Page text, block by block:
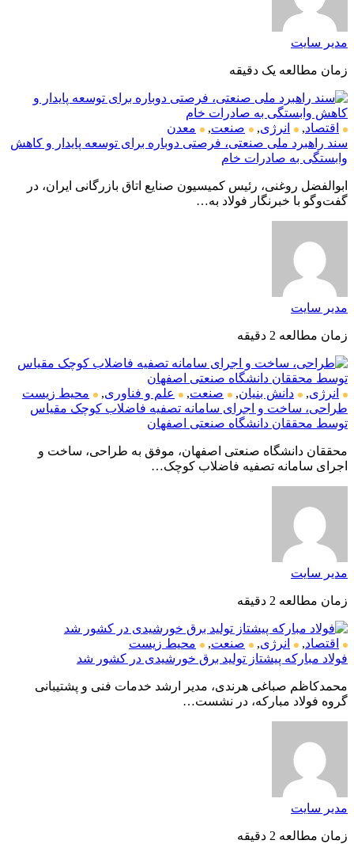
مدیر سایت
زمان مطالعه یک دقیقه
اقتصاد, انرژی, صنعت,
معدن
سند راهبرد ملی صنعتی، فرصتی دوباره برای توسعه پایدار و کاهش
وابستگی به صادرات خام
ابوالفضل روغنی، رئیس کمیسیون صنایع اتاق بازرگانی ایران، در
گفت‌وگو با خبرنگار فولاد به…
مدیر سایت
زمان مطالعه 2 دقیقه
انرژی, دانش بنیان, صنعت, علم و فناوری,
محیط زیست
طراحی، ساخت و اجرای سامانه تصفیه فاضلاب کوچک مقیاس
توسط محققان دانشگاه صنعتی اصفهان
محققان دانشگاه صنعتی اصفهان، موفق به طراحی، ساخت و
اجرای سامانه تصفیه فاضلاب کوچک…
مدیر سایت
زمان مطالعه 2 دقیقه
اقتصاد, انرژی, صنعت,
محیط زیست
فولاد مبارکه پیشتاز تولید برق خورشیدی در کشور شد
محمدکاظم صباغی هرندی، مدیر ارشد خدمات فنی و پشتیبانی
گروه فولاد مبارکه، در نشست…
مدیر سایت
زمان مطالعه 2 دقیقه